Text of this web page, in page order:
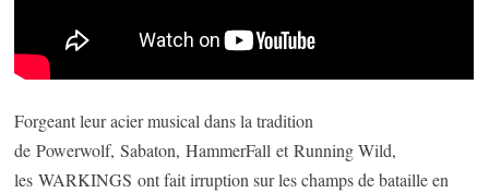
Forgeant leur acier musical dans la tradition
de Powerwolf, Sabaton, HammerFall et Running Wild,
les WARKINGS ont fait irruption sur les champs de bataille en